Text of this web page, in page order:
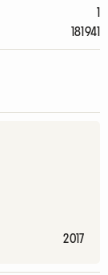
1
181941
2017